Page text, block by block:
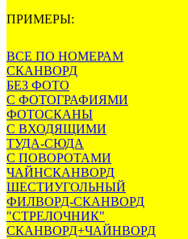
ПРИМЕРЫ:
ВСЕ ПО НОМЕРАМ
СКАНВОРД
БЕЗ ФОТО
С ФОТОГРАФИЯМИ
ФОТОСКАНЫ
С ВХОДЯЩИМИ
ТУДА-СЮДА
С ПОВОРОТАМИ
ЧАЙНСКАНВОРД
ШЕСТИУГОЛЬНЫЙ
ФИЛВОРД-СКАНВОРД
"СТРЕЛОЧНИК"
СКАНВОРД+ЧАЙНВОРД